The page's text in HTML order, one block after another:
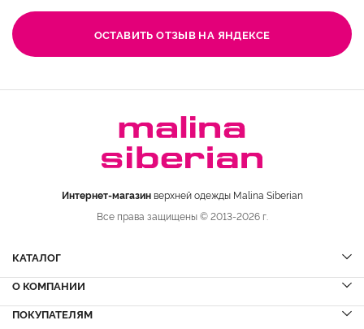
ОСТАВИТЬ ОТЗЫВ НА ЯНДЕКСЕ
Интернет-магазинверхней одежды Malina Siberian
Все права защищены © 2013-2026 г.
КАТАЛОГ
Шубы
Шубы из норки
Дубленки
О КОМПАНИИ
Вопрос-ответ
ПОКУПАТЕЛЯМ